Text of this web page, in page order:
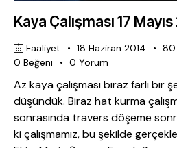
Kaya Çalışması 17
Faaliyet 18 Haziran 2014 80
0 Beğeni 0 Yorum
Az kaya çalışması biraz farlı bir
düşündük. Biraz hat kurma
sonrasında travers döşeme
ki çalışmamız, bu şekilde